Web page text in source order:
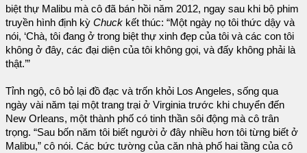
biệt thự Malibu mà cô đã bán hồi năm 2012, ngay sau khi bộ phim
truyền hình định kỳ Chuck kết thúc: “Một ngày nọ tôi thức dậy và
nói, ‘Chà, tôi đang ở trong biệt thự xinh đẹp của tôi và các con tôi
không ở đây, các đại diện của tôi không gọi, và đấy không phải là
thật.’”
Tỉnh ngộ, cô bỏ lại đồ đạc và trốn khỏi Los Angeles, sống qua
ngày vài năm tại một trang trại ở Virginia trước khi chuyển đến
New Orleans, một thành phố có tinh thần sôi động mà cô trân
trọng. “Sau bốn năm tôi biết người ở đây nhiều hơn tôi từng biết ở
Malibu,” cô nói. Các bức tường của căn nhà phố hai tầng của cô